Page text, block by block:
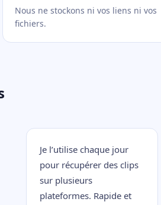
Nous ne stockons ni vos liens ni vos
fichiers.
Je l’utilise chaque jour
pour récupérer des clips
sur plusieurs
plateformes. Rapide et